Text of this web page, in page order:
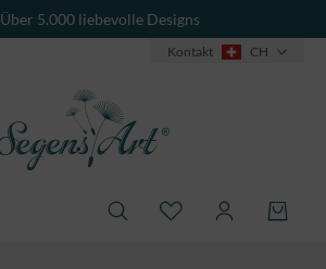
Über 5.000 liebevolle Designs
Kontakt CH